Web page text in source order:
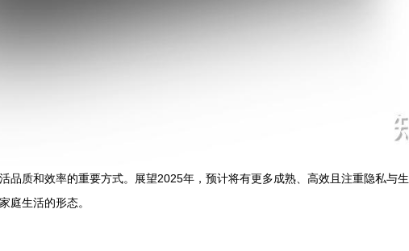
品质和效率的重要方式。展望2025年，预计将有更多成熟、高效且注重隐私与
庭生活的形态。